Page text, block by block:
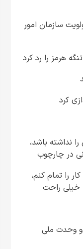
سازمان امور
هرمز را رد کرد
نداشته باشد،
در چارچوب
را تمام کنم،
خیلی راحت
ساعت از بین
و وحدت ملی